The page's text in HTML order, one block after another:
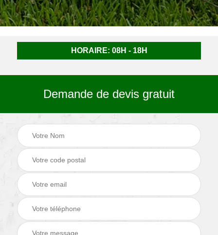
HORAIRE: 08H - 18H
Demande de devis gratuit